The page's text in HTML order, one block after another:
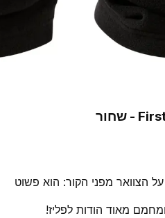
הצוואר מפני הקור: הוא פשוט
מאוד הודות לפליז!